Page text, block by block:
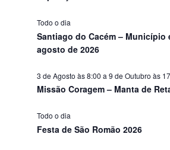
Todo o dia
Santiago do Cacém – Município
agosto de 2026
3 de Agosto às 8:00 a 9 de Outubro às
Missão Coragem – Manta de
Todo o dia
Festa de São Romão 2026